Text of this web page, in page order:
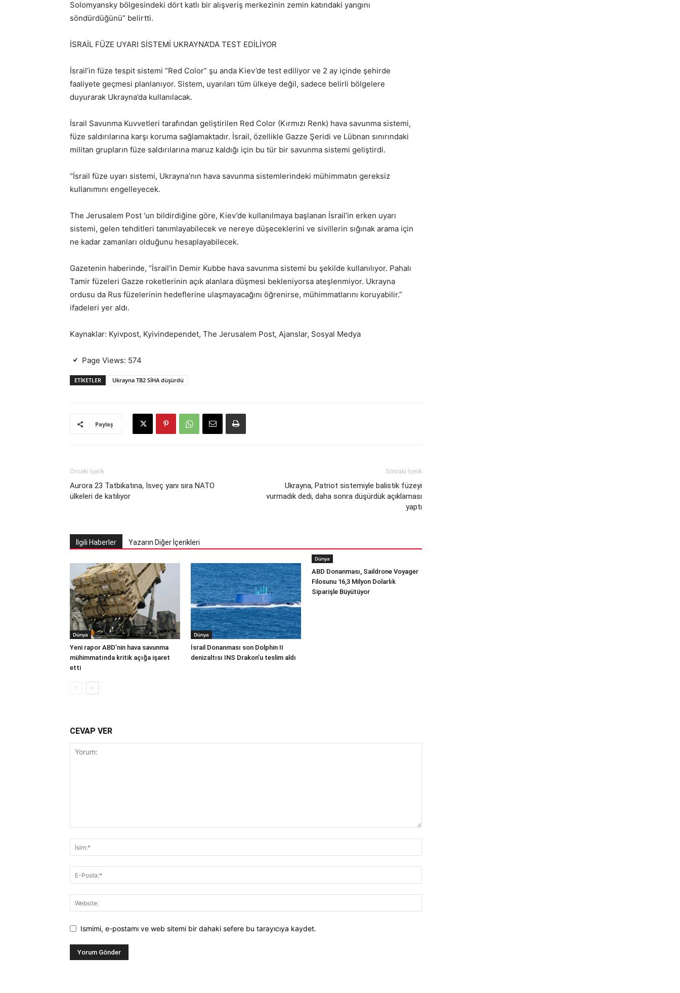
Solomyansky bölgesindeki dört katlı bir alışveriş merkezinin zemin katındaki yangını
söndürdüğünü” belirtti.
İSRAİL FÜZE UYARI SİSTEMİ UKRAYNA’DA TEST EDİLİYOR
İsrail’in füze tespit sistemi “Red Color” şu anda Kiev’de test ediliyor ve 2 ay içinde şehirde
faaliyete geçmesi planlanıyor. Sistem, uyarıları tüm ülkeye değil, sadece belirli bölgelere
duyurarak Ukrayna’da kullanılacak.
İsrail Savunma Kuvvetleri tarafından geliştirilen Red Color (Kırmızı Renk) hava savunma sistemi,
füze saldırılarına karşı koruma sağlamaktadır. İsrail, özellikle Gazze Şeridi ve Lübnan sınırındaki
militan grupların füze saldırılarına maruz kaldığı için bu tür bir savunma sistemi geliştirdi.
“İsrail füze uyarı sistemi, Ukrayna’nın hava savunma sistemlerindeki mühimmatın gereksiz
kullanımını engelleyecek.
The Jerusalem Post ‘un bildirdiğine göre, Kiev’de kullanılmaya başlanan İsrail’in erken uyarı
sistemi, gelen tehditleri tanımlayabilecek ve nereye düşeceklerini ve sivillerin sığınak arama için
ne kadar zamanları olduğunu hesaplayabilecek.
Gazetenin haberinde, “İsrail’in Demir Kubbe hava savunma sistemi bu şekilde kullanılıyor. Pahalı
Tamir füzeleri Gazze roketlerinin açık alanlara düşmesi bekleniyorsa ateşlenmiyor. Ukrayna
ordusu da Rus füzelerinin hedeflerine ulaşmayacağını öğrenirse, mühimmatlarını koruyabilir.”
ifadeleri yer aldı.
Kaynaklar: Kyivpost, Kyivindependet, The Jerusalem Post, Ajanslar, Sosyal Medya
Page Views: 574
ETIKETLER Ukrayna TB2 SİHA düşürdü
Paylaş
Önceki İçerik
Aurora 23 Tatbikatına, İsveç yanı sıra NATO
ülkeleri de katılıyor
Sonraki İçerik
Ukrayna, Patriot sistemiyle balistik füzeyi
vurmadık dedi, daha sonra düşürdük açıklaması
yaptı
İlgili Haberler Yazarın Diğer İçerikleri
Dünya
Yeni rapor ABD’nin hava savunma
mühimmatında kritik açığa işaret
etti
Dünya
İsrail Donanması son Dolphin II
denizaltısı INS Drakon’u teslim aldı
Dünya
ABD Donanması, Saildrone Voyager
Filosunu 16,3 Milyon Dolarlık
Siparişle Büyütüyor
CEVAP VER
Ismimi, e-postamı ve web sitemi bir dahaki sefere bu tarayıcıya kaydet.